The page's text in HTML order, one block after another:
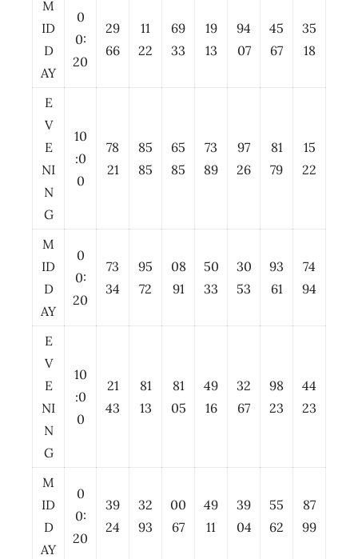
M
ID
D
AY
0
0:
20
29
66
11
22
69
33
19
13
94
07
45
67
35
18
E
V
E
NI
N
G
10
:0
0
78
21
85
85
65
85
73
89
97
26
81
79
15
22
M
ID
D
AY
0
0:
20
73
34
95
72
08
91
50
33
30
53
93
61
74
94
E
V
E
NI
N
G
10
:0
0
21
43
81
13
81
05
49
16
32
67
98
23
44
23
M
ID
D
AY
0
0:
20
39
24
32
93
00
67
49
11
39
04
55
62
87
99